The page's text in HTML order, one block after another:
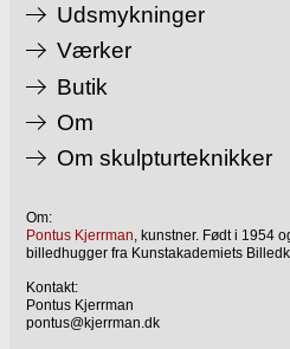
Udsmykninger
Værker
Butik
Om
Om skulpturteknikker
Om:
Pontus Kjerrman, kunstner. Født i 1954
billedhugger fra Kunstakademiets
Kontakt:
Pontus Kjerrman
pontus@kjerrman.dk